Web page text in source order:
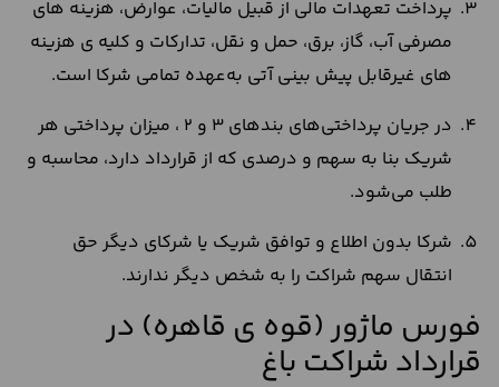
پرداخت تعهدات مالی از قبیل مالیات، عوارض، هزینه های
مصرفی آب، گاز، برق، حمل و نقل، تدارکات و کلیه ی هزینه
های غیرقابل پیش بینی آتی به‌عهده تمامی شرکا است.
در جریان پرداختی‌های بندهای 3 و 2 ، میزان پرداختی هر
شریک بنا به سهم و درصدی که از قرارداد دارد، محاسبه و
طلب می‌شود.
شرکا بدون اطلاع و توافق شریک یا شرکای دیگر حق
انتقال سهم شراکت را به شخص دیگر ندارند.
فورس ماژور (قوه ی قاهره) در
قرارداد شراکت باغ